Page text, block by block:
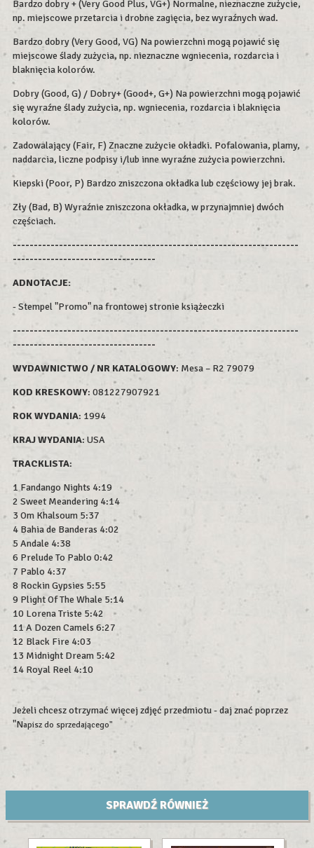
Bardzo dobry + (Very Good Plus, VG+) Normalne, nieznaczne zużycie,
np. miejscowe przetarcia i drobne zagięcia, bez wyraźnych wad.
Bardzo dobry (Very Good, VG) Na powierzchni mogą pojawić się
miejscowe ślady zużycia, np. nieznaczne wgniecenia, rozdarcia i
blaknięcia kolorów.
Dobry (Good, G) / Dobry+ (Good+, G+) Na powierzchni mogą pojawić
się wyraźne ślady zużycia, np. wgniecenia, rozdarcia i blaknięcia
kolorów.
Zadowalający (Fair, F) Znaczne zużycie okładki. Pofalowania, plamy,
naddarcia, liczne podpisy i/lub inne wyraźne zużycia powierzchni.
Kiepski (Poor, P) Bardzo zniszczona okładka lub częściowy jej brak.
Zły (Bad, B) Wyraźnie zniszczona okładka, w przynajmniej dwóch
częściach.
--------------------------------------------------------------------
----------------------------------
ADNOTACJE:
- Stempel "Promo" na frontowej stronie książeczki
--------------------------------------------------------------------
----------------------------------
WYDAWNICTWO / NR KATALOGOWY: Mesa – R2 79079
KOD KRESKOWY: 081227907921
ROK WYDANIA: 1994
KRAJ WYDANIA: USA
TRACKLISTA:
1 Fandango Nights 4:19
2 Sweet Meandering 4:14
3 Om Khalsoum 5:37
4 Bahia de Banderas 4:02
5 Andale 4:38
6 Prelude To Pablo 0:42
7 Pablo 4:37
8 Rockin Gypsies 5:55
9 Plight Of The Whale 5:14
10 Lorena Triste 5:42
11 A Dozen Camels 6:27
12 Black Fire 4:03
13 Midnight Dream 5:42
14 Royal Reel 4:10
Jeżeli chcesz otrzymać więcej zdjęć przedmiotu - daj znać poprzez
"Napisz do sprzedającego"
SPRAWDŹ RÓWNIEŻ